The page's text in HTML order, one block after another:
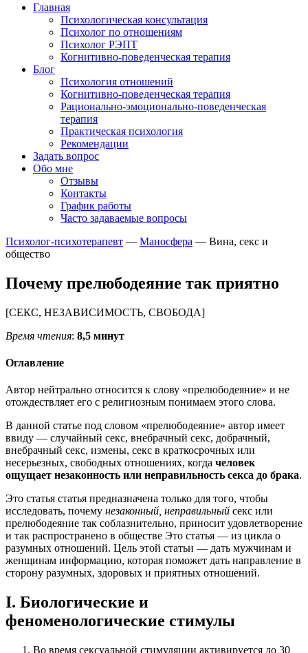
Главная
Психологическая консультация
Психолог по отношениям
Психолог РЭПТ
Когнитивно-поведенческая терапия
Блог
Психология отношений
Когнитивно-поведенческая терапия
Рационально-эмоционально-поведенческая
терапия
Практическая психология
Рекомендации
Задать вопрос
Обо мне
Отзывы
Контакты
График работы
Часто задаваемые вопросы
Психолог-психотерапевт — Маносфера — Вина, секс и
общество
Почему прелюбодеяние так приятно
[СЕКС, НЕЗАВИСИМОСТЬ, СВОБОДА]
Время чтения: 8,5 минут
Оглавление
Автор нейтрально относится к слову «прелюбодеяние» и не
отождествляет его с религиозным понимаем этого слова.
В данной статье под словом «прелюбодеяние» автор имеет
ввиду — случайный секс, внебрачный секс, добрачный,
внебрачный секс, измены, секс в краткосрочных или
несерьезных, свободных отношениях, когда человек
ощущает незаконность или неправильность секса до брака.
Это статья статья предназначена только для того, чтобы
исследовать, почему незаконный, неправильный секс или
прелюбодеяние так соблазнительно, приносит удовлетворение
и так распространено в обществе Это статья — из цикла о
разумных отношений. Цель этой статьи — дать мужчинам и
женщинам информацию, которая поможет дать направление в
сторону разумных, здоровых и приятных отношений.
I. Биологические и
феноменологические стимулы
Во время сексуальной стимуляции активируется до 30